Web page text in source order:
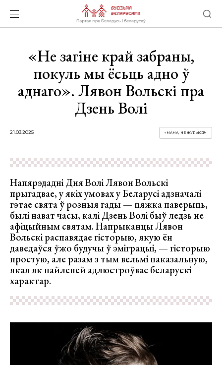
«Не загіне край забраны,
покуль мы ёсьць адно ў
аднаго». Лявон Вольскі пра
Дзень Волі
21.03.2025 «МАМА, НЕ ЖУРЫСЯ!»
Напярэдадні Дня Волі Лявон Вольскі
прыгадвае, у якіх умовах у Беларусі адзначалі
гэтае свята ў розныя гады — цяжка паверыць,
былі нават часы, калі Дзень Волі быў ледзь не
афіцыйным святам. Напрыканцы Лявон
Вольскі распавядае гісторыю, якую ён
даведаўся ўжо будучы ў эміграцыі, — гісторыю
простую, але разам з тым вельмі паказальную,
якая як найлепей адлюстроўвае беларускі
характар.